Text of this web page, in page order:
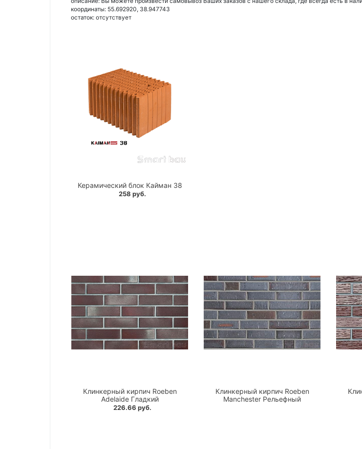
координаты: 55.692920, 38.947743
остаток: отсутствует
Керамический блок Кайман 38
258 руб.
Клинкерный кирпич Roeben
Adelaide Гладкий
226.66 руб.
Клинкерный кирпич Roeben
Manchester Рельефный